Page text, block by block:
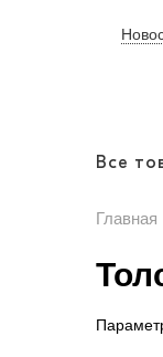
Все
Главная